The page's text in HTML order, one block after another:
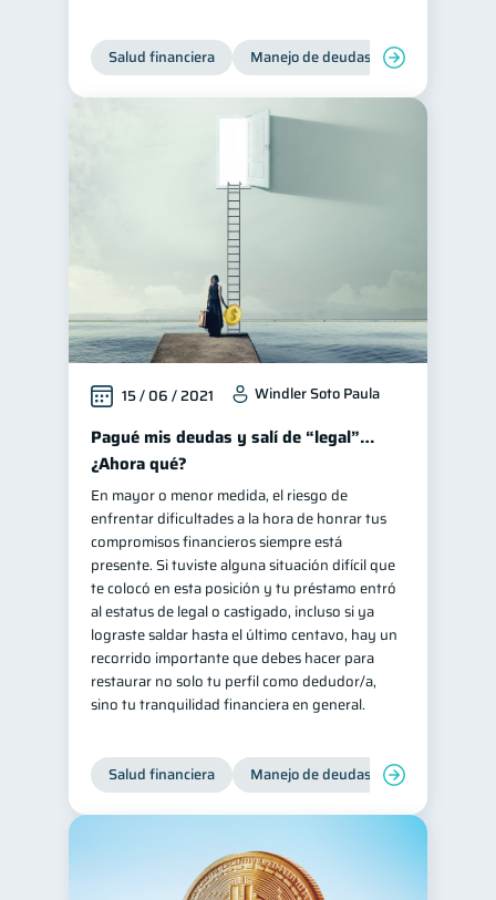
Salud financiera Manejo de deudas
15 / 06 / 2021 Windler Soto Paula
Pagué mis deudas y salí de “legal”…
¿Ahora qué?
En mayor o menor medida, el riesgo de
enfrentar dificultades a la hora de honrar tus
compromisos financieros siempre está
presente. Si tuviste alguna situación difícil que
te colocó en esta posición y tu préstamo entró
al estatus de legal o castigado, incluso si ya
lograste saldar hasta el último centavo, hay un
recorrido importante que debes hacer para
restaurar no solo tu perfil como dedudor/a,
sino tu tranquilidad financiera en general.
Salud financiera Manejo de deudas